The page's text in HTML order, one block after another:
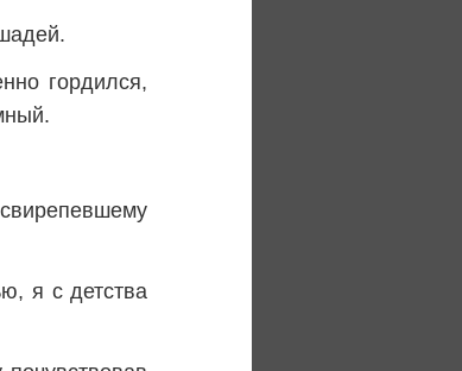
гордился,
я с детства